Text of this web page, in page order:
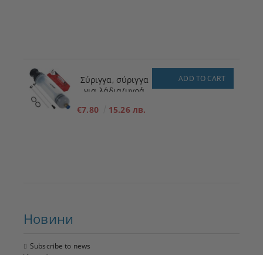
Σύριγγα, σύριγγα
για λάδια/υγρά
€7.80 15.26 лв.
ADD TO CART
Новини
Subscribe to news